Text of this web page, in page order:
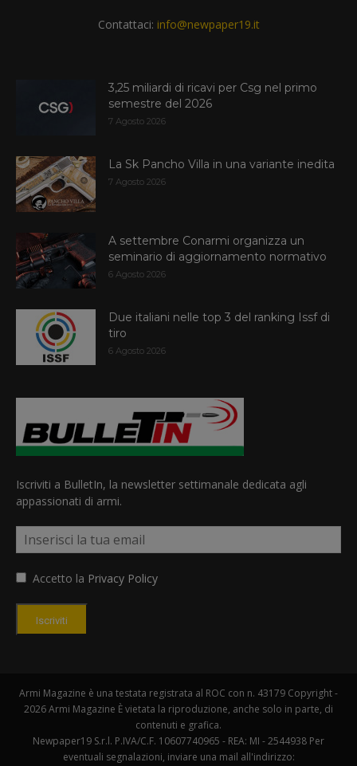
Contattaci: info@newpaper19.it
3,25 miliardi di ricavi per Csg nel primo
semestre del 2026
7 Agosto 2026
La Sk Pancho Villa in una variante inedita
7 Agosto 2026
A settembre Conarmi organizza un
seminario di aggiornamento normativo
6 Agosto 2026
Due italiani nelle top 3 del ranking Issf di
tiro
6 Agosto 2026
Iscriviti a BulletIn, la newsletter settimanale dedicata agli
appassionati di armi.
Accetto la Privacy Policy
Iscriviti
Armi Magazine è una testata registrata al ROC con n. 43179 Copyright -
2026 Armi Magazine È vietata la riproduzione, anche solo in parte, di
contenuti e grafica.
Newpaper19 S.r.l. P.IVA/C.F. 10607740965 - REA: MI - 2544938 Per
eventuali segnalazioni, inviare una mail all'indirizzo: